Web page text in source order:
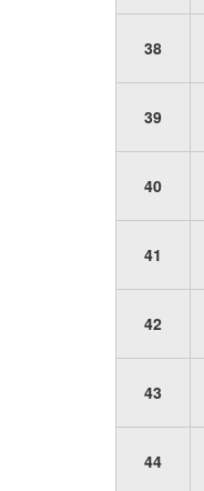
38
39
40
41
42
43
44